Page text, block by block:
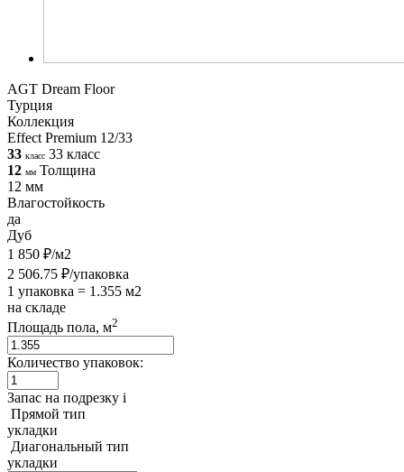
AGT Dream Floor
Турция
Коллекция
Effect Premium 12/33
33 класс 33 класс
12 мм Толщина
12 мм
Влагостойкость
да
Дуб
1 850 ₽/м2
2 506.75 ₽/упаковка
1 упаковка = 1.355 м2
на складе
Площадь пола, м2
Количество упаковок:
Запас на подрезку i
Прямой тип
укладки
Диагональный тип
укладки